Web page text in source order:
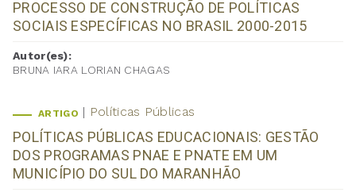
PROCESSO DE CONSTRUÇÃO DE POLÍTICAS
SOCIAIS ESPECÍFICAS NO BRASIL 2000-2015
Autor(es):
BRUNA IARA LORIAN CHAGAS
ARTIGO Políticas Públicas
POLÍTICAS PÚBLICAS EDUCACIONAIS: GESTÃO
DOS PROGRAMAS PNAE E PNATE EM UM
MUNICÍPIO DO SUL DO MARANHÃO